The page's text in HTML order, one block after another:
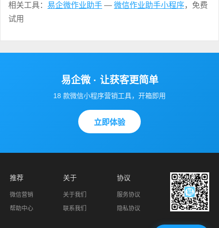
相关工具： 易企微作业助手 — 微信作业助手小程序，免费
试用
易企微 · 让获客更简单
18 款微信小程序营销工具，开箱即用
立即体验
推荐
微信营销
帮助中心
关于
关于我们
联系我们
协议
服务协议
隐私协议